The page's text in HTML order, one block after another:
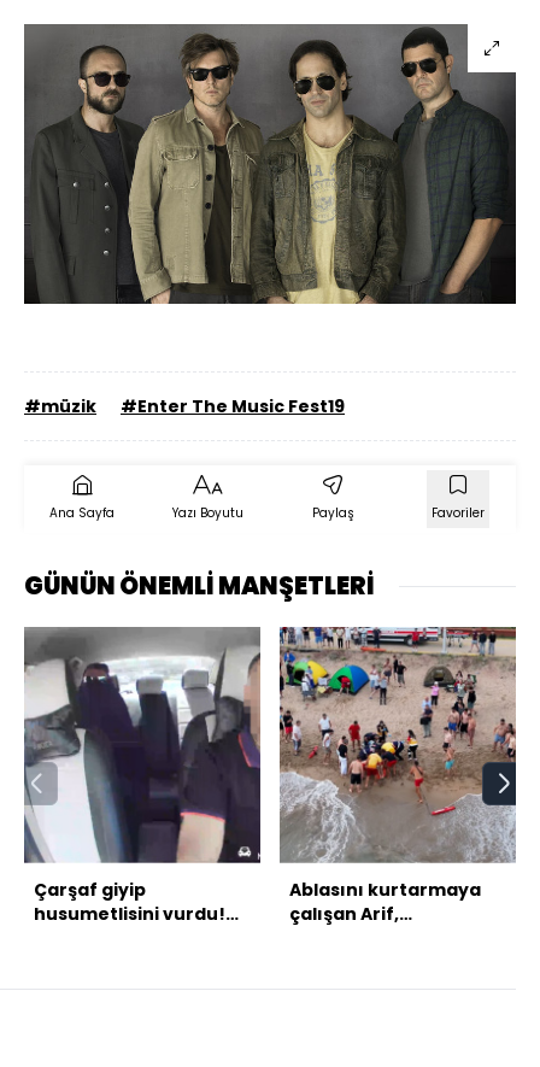
#müzik #Enter The Music Fest19
Ana Sayfa Yazı Boyutu Paylaş Favoriler
GÜNÜN ÖNEMLİ MANŞETLERİ
Çarşaf giyip
husumetlisini vurdu!
Ablasını kurtarmaya
çalışan Arif,